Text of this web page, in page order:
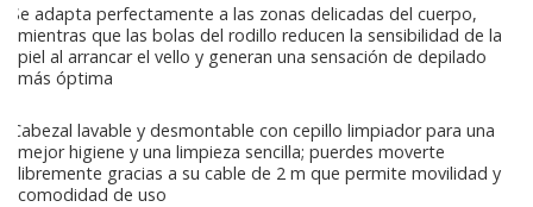
Se adapta perfectamente a las zonas delicadas del cuerpo,
mientras que las bolas del rodillo reducen la sensibilidad de la
piel al arrancar el vello y generan una sensación de depilado
más óptima
Cabezal lavable y desmontable con cepillo limpiador para una
mejor higiene y una limpieza sencilla; puerdes moverte
libremente gracias a su cable de 2 m que permite movilidad y
comodidad de uso